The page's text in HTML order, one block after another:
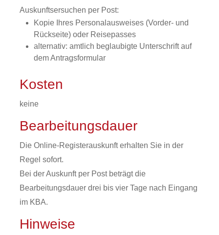
Auskunftsersuchen per Post:
Kopie Ihres Personalausweises (Vorder- und
Rückseite) oder Reisepasses
alternativ: amtlich beglaubigte Unterschrift auf
dem Antragsformular
Kosten
keine
Bearbeitungsdauer
Die Online-Registerauskunft erhalten Sie in der
Regel sofort.
Bei der Auskunft per Post beträgt die
Bearbeitungsdauer drei bis vier Tage nach Eingang
im KBA.
Hinweise